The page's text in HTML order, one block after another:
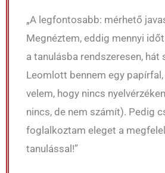
„A legfontosabb: mérhető
Megnéztem, eddig mennyi
a tanulásba rendszeresen,
Leomlott bennem egy
velem, hogy nincs
nincs, de nem számít). Pedig
foglalkoztam eleget a
tanulással!”